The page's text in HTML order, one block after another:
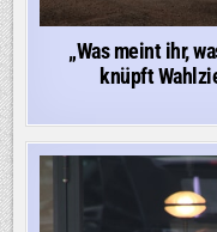
„Was meint ihr,
knüpft